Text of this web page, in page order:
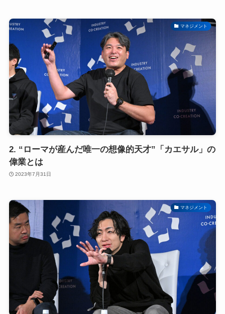
マネジメント
2. “ローマが産んだ唯一の想像的天才”「カエサル」の
偉業とは
2023年7月31日
マネジメント